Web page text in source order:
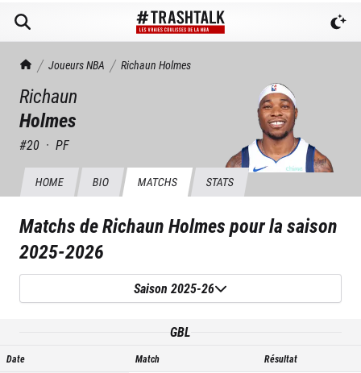
TrashTalk Actu NBA
Joueurs NBA Richaun Holmes
Richaun
Holmes
#20 · PF
HOME BIO MATCHS STATS
Matchs deRichaun Holmespour la saison
2025-2026
Saison 2025-26
GBL
Date Match Résultat